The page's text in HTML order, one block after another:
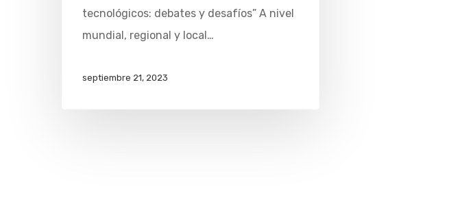
tecnológicos: debates y desafíos” A nivel
mundial, regional y local…
septiembre 21, 2023